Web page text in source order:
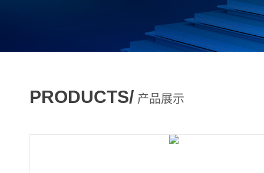
PRODUCTS/ 产品展示